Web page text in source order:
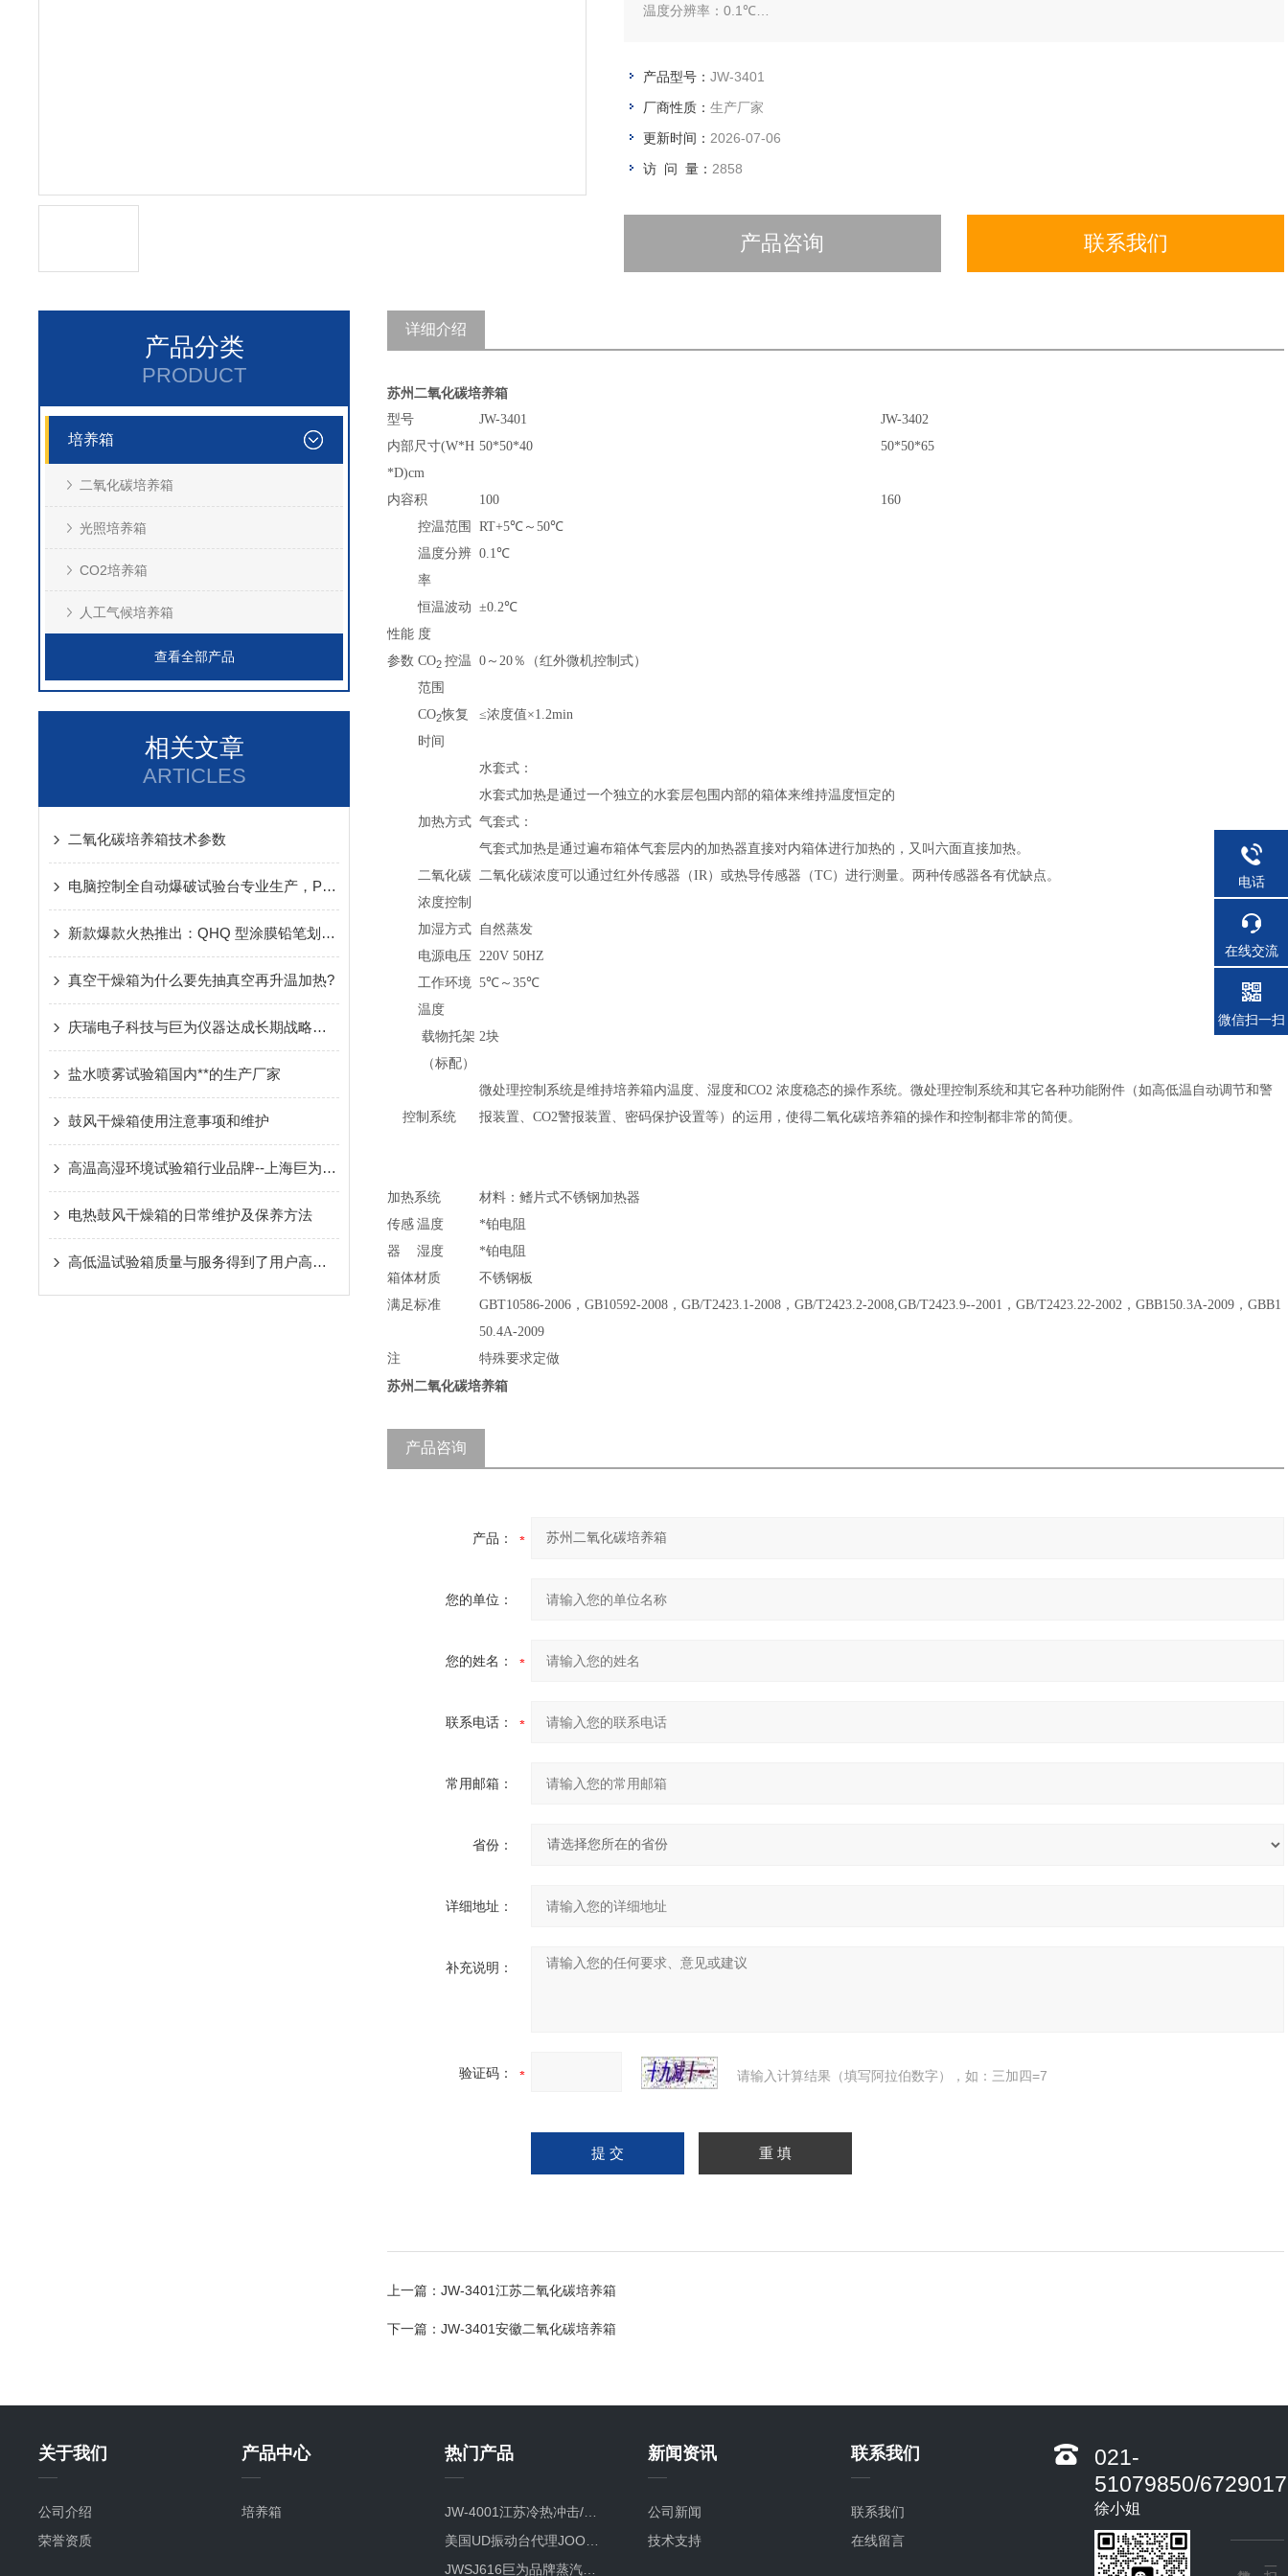
温度分辨率：0.1℃
产品型号： JW-3401
厂商性质： 生产厂家
更新时间： 2026-07-06
访 问 量： 2858
产品咨询 联系我们
产品分类
PRODUCT
培养箱
二氧化碳培养箱
光照培养箱
CO2培养箱
人工气候培养箱
查看全部产品
相关文章
ARTICLES
二氧化碳培养箱技术参数
电脑控制全自动爆破试验台专业生产，PLC控制全自动爆破试验机生产厂家
新款爆款火热推出：QHQ 型涂膜铅笔划痕硬度计
真空干燥箱为什么要先抽真空再升温加热?
庆瑞电子科技与巨为仪器达成长期战略合作伙伴关系
盐水喷雾试验箱国内**的生产厂家
鼓风干燥箱使用注意事项和维护
高温高湿环境试验箱行业品牌--上海巨为仪器
电热鼓风干燥箱的日常维护及保养方法
高低温试验箱质量与服务得到了用户高度称赞
详细介绍
苏州二氧化碳培养箱
型号 JW-3401
JW-3402
内部尺寸(W*H
*D)cm
50*50*40 50*50*65
内容积 100 160
性能
参数
控温范围
RT+5℃～50℃
温度分辨
率
0.1℃
恒温波动
度
±0.2℃
CO2 控温
范围
0～20％（红外微机控制式）
CO2恢复
时间
≤浓度值×1.2min
加热方式
水套式：
水套式加热是通过一个独立的水套层包围内部的箱体来维持温度恒定的
气套式：
气套式加热是通过遍布箱体气套层内的加热器直接对内箱体进行加热的，又叫六面直接加热。
二氧化碳
浓度控制
二氧化碳浓度可以通过红外传感器（IR）或热导传感器（TC）进行测量。两种传感器各有优缺点。
加湿方式
自然蒸发
电源电压 220V 50HZ
工作环境
温度
5℃～35℃
载物托架
（标配）
2块
控制系统
微处理控制系统是维持培养箱内温度、湿度和CO2 浓度稳态的操作系统。微处理控制系统和其它各种功能附件（如高低温自动调节和警
报装置、CO2警报装置、密码保护设置等）的运用，使得二氧化碳培养箱的操作和控制都非常的简便。
加热系统
材料：鳍片式不锈钢加热器
传感
器
温度
*铂电阻
湿度
*铂电阻
箱体材质
不锈钢板
满足标准
GBT10586-2006，GB10592-2008，GB/T2423.1-2008，GB/T2423.2-2008,GB/T2423.9--2001，GB/T2423.22-2002，GBB150.3A-2009，GBB1
50.4A-2009
注
特殊要求定做
苏州二氧化碳培养箱
产品咨询
产品：
您的单位：
您的姓名：
联系电话：
常用邮箱：
省份：
详细地址：
补充说明：
验证码： 请输入计算结果（填写阿拉伯数字），如：三加四=7
上一篇： JW-3401江苏二氧化碳培养箱
下一篇： JW-3401安徽二氧化碳培养箱
关于我们
公司介绍
荣誉资质
产品中心
培养箱
热门产品
JW-4001江苏冷热冲击/温度冲击/高低温冲击试验箱
美国UD振动台代理JOOWAY振动台跻身世界四强
JWSJ616巨为品牌蒸汽喷射试验箱厂家
新闻资讯
公司新闻
技术支持
联系我们
联系我们
在线留言
021-
51079850/
徐小姐
电话
在线交流
微信扫一扫